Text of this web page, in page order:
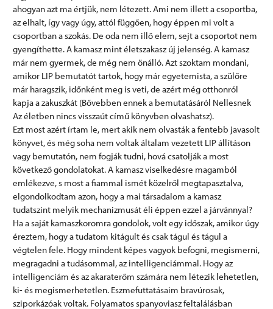
ahogyan azt ma értjük, nem létezett. Ami nem illett a csoportba,
az elhalt, így vagy úgy, attól függően, hogy éppen mi volt a
csoportban a szokás. De oda nem illő elem, sejt a csoportot nem
gyengíthette. A kamasz mint életszakasz új jelenség. A kamasz
már nem gyermek, de még nem önálló. Azt szoktam mondani,
amikor LIP bemutatót tartok, hogy már egyetemista, a szülőre
már haragszik, időnként meg is veti, de azért még otthonról
kapja a zakuszkát (Bővebben ennek a bemutatásáról Nellesnek
Az életben nincs visszaút című könyvben olvashatsz).
Ezt most azért írtam le, mert akik nem olvasták a fentebb javasolt
könyvet, és még soha nem voltak általam vezetett LIP állításon
vagy bemutatón, nem fogják tudni, hová csatolják a most
következő gondolatokat. A kamasz viselkedésre magamból
emlékezve, s most a fiammal ismét közelről megtapasztalva,
elgondolkodtam azon, hogy a mai társadalom a kamasz
tudatszint melyik mechanizmusát éli éppen ezzel a járvánnyal?
Ha a saját kamaszkoromra gondolok, volt egy időszak, amikor úgy
éreztem, hogy a tudatom kitágult és csak tágul és tágul a
végtelen fele. Hogy mindent képes vagyok befogni, megismerni,
megragadni a tudásommal, az intelligenciámmal. Hogy az
intelligenciám és az akaraterőm számára nem létezik lehetetlen,
ki- és megismerhetetlen. Eszmefuttatásaim bravúrosak,
sziporkázóak voltak. Folyamatos spanyoviasz feltalálásban